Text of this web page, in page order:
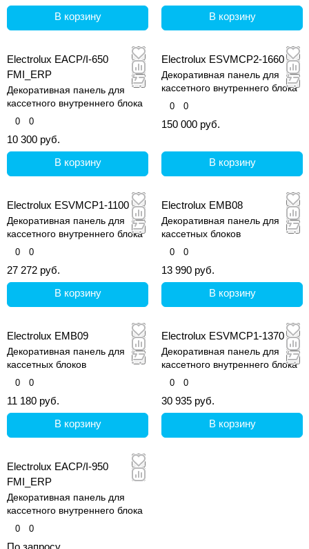
В корзину В корзину
Electrolux EACP/I-650
FMI_ERP
Декоративная панель для
кассетного внутреннего блока
0 0
10 300 руб.
В корзину
Electrolux ESVMCP2-1660
Декоративная панель для
кассетного внутреннего блока
0 0
150 000 руб.
В корзину
Electrolux ESVMCP1-1100
Декоративная панель для
кассетного внутреннего блока
0 0
27 272 руб.
В корзину
Electrolux EMB08
Декоративная панель для
кассетных блоков
0 0
13 990 руб.
В корзину
Electrolux EMB09
Декоративная панель для
кассетных блоков
0 0
11 180 руб.
В корзину
Electrolux ESVMCP1-1370
Декоративная панель для
кассетного внутреннего блока
0 0
30 935 руб.
В корзину
Electrolux EACP/I-950
FMI_ERP
Декоративная панель для
кассетного внутреннего блока
0 0
По запросу